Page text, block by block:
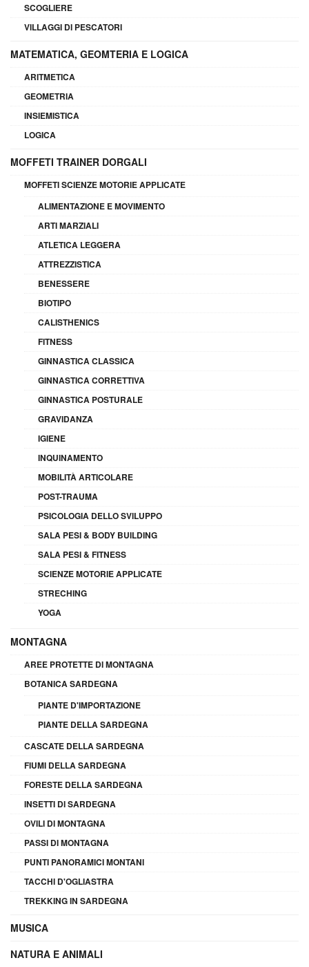
SCOGLIERE
VILLAGGI DI PESCATORI
MATEMATICA, GEOMTERIA E LOGICA
ARITMETICA
GEOMETRIA
INSIEMISTICA
LOGICA
MOFFETI TRAINER DORGALI
MOFFETI SCIENZE MOTORIE APPLICATE
ALIMENTAZIONE E MOVIMENTO
ARTI MARZIALI
ATLETICA LEGGERA
ATTREZZISTICA
BENESSERE
BIOTIPO
CALISTHENICS
FITNESS
GINNASTICA CLASSICA
GINNASTICA CORRETTIVA
GINNASTICA POSTURALE
GRAVIDANZA
IGIENE
INQUINAMENTO
MOBILITÀ ARTICOLARE
POST-TRAUMA
PSICOLOGIA DELLO SVILUPPO
SALA PESI & BODY BUILDING
SALA PESI & FITNESS
SCIENZE MOTORIE APPLICATE
STRECHING
YOGA
MONTAGNA
AREE PROTETTE DI MONTAGNA
BOTANICA SARDEGNA
PIANTE D'IMPORTAZIONE
PIANTE DELLA SARDEGNA
CASCATE DELLA SARDEGNA
FIUMI DELLA SARDEGNA
FORESTE DELLA SARDEGNA
INSETTI DI SARDEGNA
OVILI DI MONTAGNA
PASSI DI MONTAGNA
PUNTI PANORAMICI MONTANI
TACCHI D'OGLIASTRA
TREKKING IN SARDEGNA
MUSICA
NATURA E ANIMALI